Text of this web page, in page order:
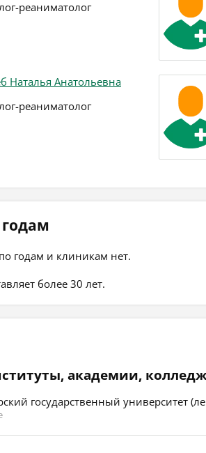
реаниматолог
Наталья Анатольевна
реаниматолог
годам и клиникам нет.
более 30 лет.
академии,
государственный университет